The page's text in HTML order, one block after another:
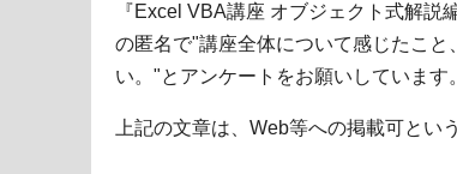
『Excel VBA講座 オブジェクト式解
の匿名で"講座全体について感じたこ
い。"とアンケートをお願いしています。
上記の文章は、Web等への掲載可とい